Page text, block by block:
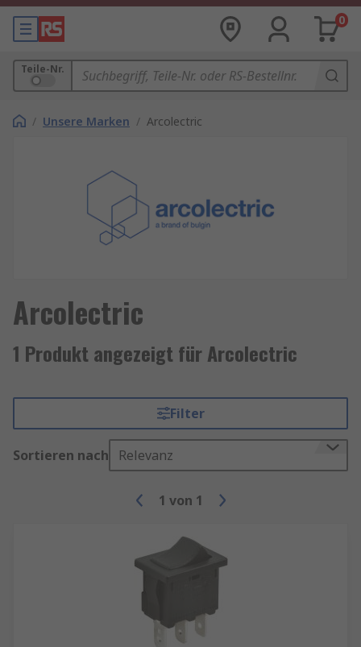
0
Teile-Nr.
/ Unsere Marken / Arcolectric
Arcolectric
1 Produkt angezeigt für Arcolectric
Filter
Sortieren nach Relevanz
1 von 1